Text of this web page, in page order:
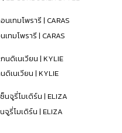
ทมโพรารี | CARAS
เนเวียน | KYLIE
รี่โมเดิร์น | ELIZA